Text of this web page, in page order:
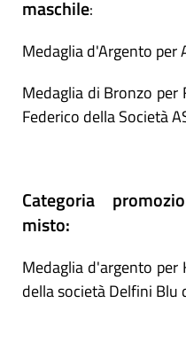
maschile:
Medaglia d'Argento per
Medaglia di Bronzo per
Federico della Società
Categoria
misto:
Medaglia d'argento per
della società Delfini Blu